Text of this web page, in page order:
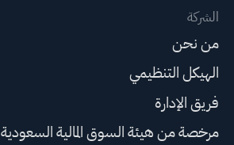
الشركة
من نحن
الهيكل التنظيمي
فريق الإدارة
مرخصة من هيئة السوق المالية السعودية